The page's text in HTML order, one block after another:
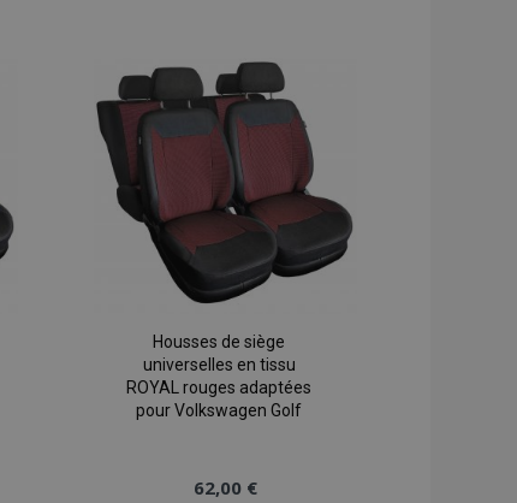
Housses de siège
universelles en tissu
ROYAL rouges adaptées
pour Volkswagen Golf
62,00 €